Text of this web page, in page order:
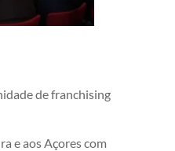
de franchising
e aos Açores com